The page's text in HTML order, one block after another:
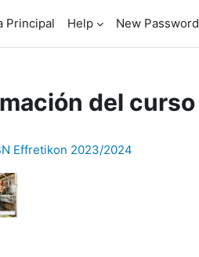
Principal
Help New Password
del curso
Effretikon 2023/2024